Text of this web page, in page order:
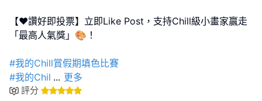
【❤️讚好即投票】立即Like Post，支持Chill級小畫家贏走
「最高人氣獎」🎨！
#我的Chill賞假期填色比賽
#我的Chil ... 更多
評分